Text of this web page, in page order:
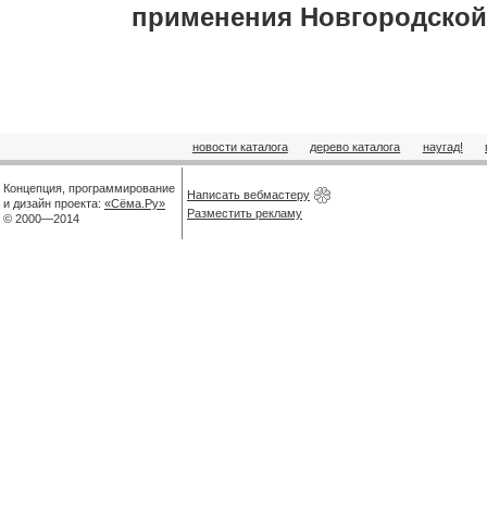
применения
новости каталога дерево каталога наугад!
Концепция, программирование
и дизайн проекта: «Сёма.Ру»
© 2000—2014
Написать вебмастеру
Разместить рекламу